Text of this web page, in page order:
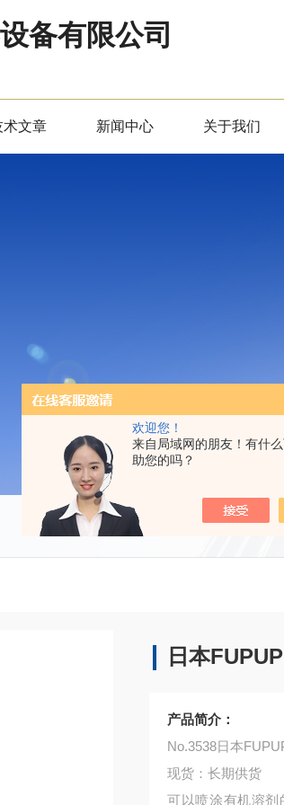
欢迎您！
来自局域网的朋友！有什
助您的吗？
备有限公司
术文章 新闻中心 关于我们
当前位置
产品简介：
No.3538日本
现货：长期供货
可以喷涂有机溶